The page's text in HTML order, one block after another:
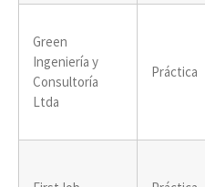
Green
Ingeniería y
Consultoría
Ltda
Práctica